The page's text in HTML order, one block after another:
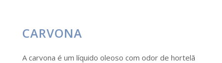
CARVONA
A carvona é um líquido oleoso com odor de hortelã